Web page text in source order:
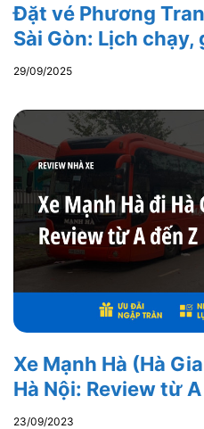
Đặt vé Phương
Sài Gòn: Lịch chạy,
29/09/2025
Xe Mạnh Hà (Hà
Hà Nội: Review từ
23/09/2023